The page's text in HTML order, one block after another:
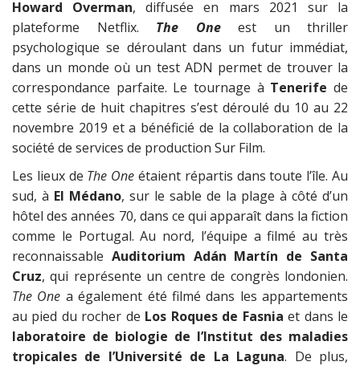
Howard Overman, diffusée en mars 2021 sur la
plateforme Netflix. The Oneest un thriller
psychologique se déroulant dans un futur immédiat,
dans un monde où un test ADN permet de trouver la
correspondance parfaite. Le tournage à Tenerife de
cette série de huit chapitres s’est déroulé du 10 au 22
novembre 2019 et a bénéficié de la collaboration de la
société de services de production Sur Film.
Les lieux de The One étaient répartis dans toute l’île. Au
sud, à El Médano, sur le sable de la plage à côté d’un
hôtel des années 70, dans ce qui apparaît dans la fiction
comme le Portugal. Au nord, l’équipe a filmé au très
reconnaissable Auditorium Adán Martín de Santa
Cruz, qui représente un centre de congrès londonien.
The One a également été filmé dans les appartements
au pied du rocher de Los Roques de Fasnia et dans le
laboratoire de biologie de l’Institut des maladies
tropicales de l’Université de La Laguna. De plus,